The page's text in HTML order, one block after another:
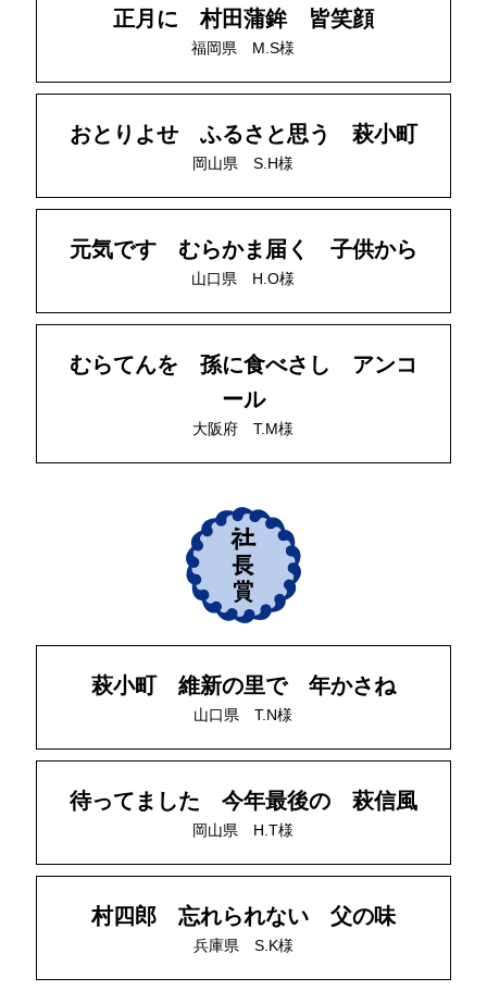
正月に 村田蒲鉾 皆笑顔
福岡県 M.S様
おとりよせ ふるさと思う 萩小町
岡山県 S.H様
元気です むらかま届く 子供から
山口県 H.O様
むらてんを 孫に食べさし アンコ
ール
大阪府 T.M様
萩小町 維新の里で 年かさね
山口県 T.N様
待ってました 今年最後の 萩信風
岡山県 H.T様
村四郎 忘れられない 父の味
兵庫県 S.K様